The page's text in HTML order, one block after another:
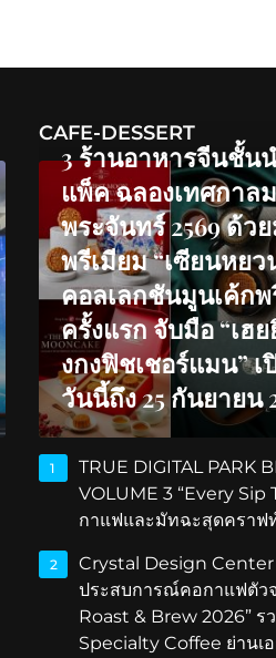
CAFE-DESSERT
3 ร้านอาหารจีนชั้น
แพ็ค ฉลองเทศกาล
พระจันทร์ 2569 ด้ว
พรีเมียม “เซียนหยว
คอลเลกชันมูนเค้กพ
ครั้งแรก จับมือ “เฮ
งกงฟิชเชอร์แมน” เ
วันนี้ถึง 25 กันยายน
1
TRUE DIGITAL PARK
VOLUME 3 “Every Sip
กาแฟและมัทฉะสุดคราฟ
2
Crystal Design Center
ประสบการณ์คอกาแฟตัวจ
Roast & Brew 2026” ร
Specialty Coffee ย่านเ